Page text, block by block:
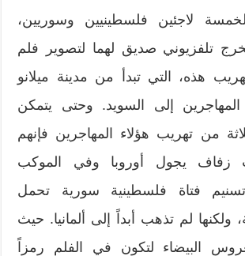
لاجئين فلسطينيين وسوريين،
تلفزيوني صديق لهما لتصوير فلم
هذه، التي تبدأ من مدينة ميلانو
إلى السويد. وحتى يتمكن
من تهريب هؤلاء المهاجرين فإنهم
زفاف يجول أوروبا وفي الموكب
فتاة فلسطينية سورية تحمل
ولكنها لم تذهب أبداً إلى ألمانيا. حيث
البيضاء لتكون في الفلم رمزاً